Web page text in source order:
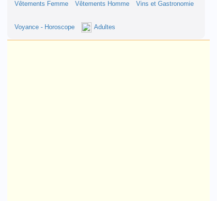
Vêtements Femme
Vêtements Homme Vins et Gastronomie
Voyance - Horoscope Adultes